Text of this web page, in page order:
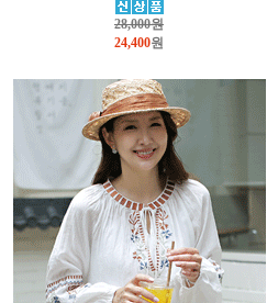
28,000원
24,400원